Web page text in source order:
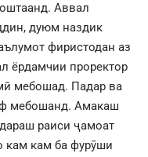
Аввал
дуюм наздик
фиристодан аз
ёрдамчии проректор
мебошад. Падар ва
мебошанд. Амакаш
раиси ҷамоат
кам кам ба фурӯши